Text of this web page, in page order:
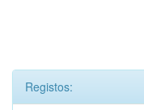
Registos: